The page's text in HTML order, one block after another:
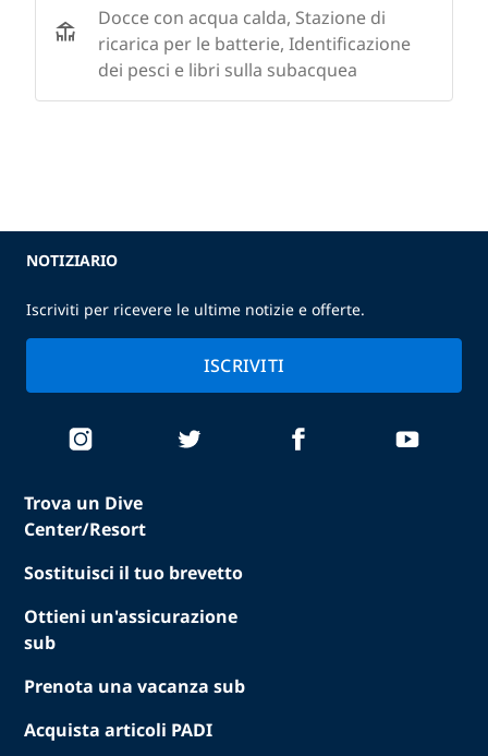
Docce con acqua calda, Stazione di
ricarica per le batterie, Identificazione
dei pesci e libri sulla subacquea
Trova un Dive
Center/Resort
Sostituisci il tuo brevetto
Ottieni un'assicurazione
sub
Prenota una vacanza sub
Acquista articoli PADI
NOTIZIARIO
Iscriviti per ricevere le ultime notizie e offerte.
ISCRIVITI